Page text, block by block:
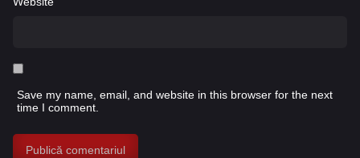
Save my name, email, and website in this browser for the next
time I comment.